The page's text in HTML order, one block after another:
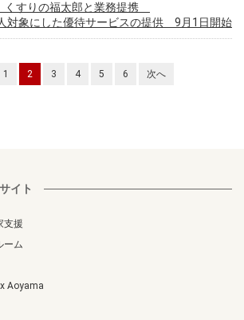
すりの福太郎と業務提携
対象にした優待サービスの提供 9月1日開始
1 2 3 4 5 6 次へ
イト
支援
ーム
Aoyama